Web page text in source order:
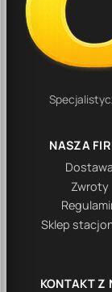
NASZA
Zwroty
Sklep
KONTAKT Z